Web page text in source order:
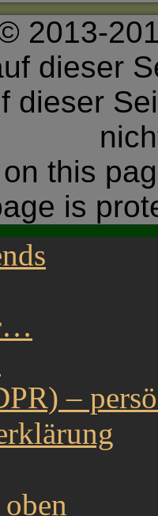
2013-
dieser
dieser
this
is
–